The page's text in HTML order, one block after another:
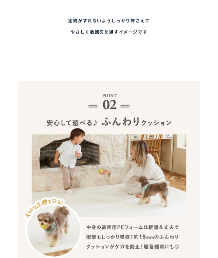
定規がずれないようしっかり押さえて
やさしく数回刃を通すイメージです